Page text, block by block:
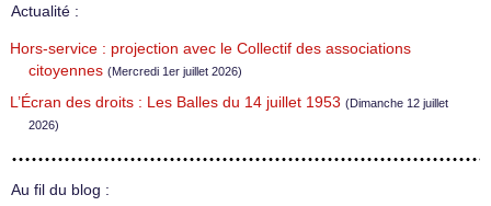
Actualité :
Hors-service : projection avec le Collectif des associations
citoyennes (Mercredi 1er juillet 2026)
L’Écran des droits : Les Balles du 14 juillet 1953 (Dimanche 12 juillet
2026)
Au fil du blog :